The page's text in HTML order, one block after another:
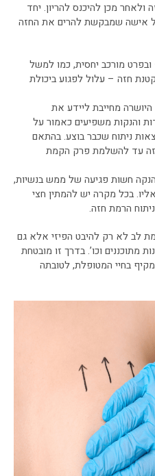
ולאחר מכן להיכנס להריון. יחד
אישה שמבקשת להרים את החזה
מורכב יחסית, כמו למשל
חזה – עלול לפגוע ביכולת
מחייבת ליידע את
והנקות משפיעים כאמור על
ניתוח שכבר בוצע. בהתאם
עד להשלמת פרק הקמת
חשות פגיעה של ממש בנשיות,
בכל מקרה יש להמתין חצי
הרמת חזה.
לב לא רק להיבט הפיזי אלא גם
מתוכננים וכו’. בדרך זו מובטחת
בחיי המטופלת, לטובתה